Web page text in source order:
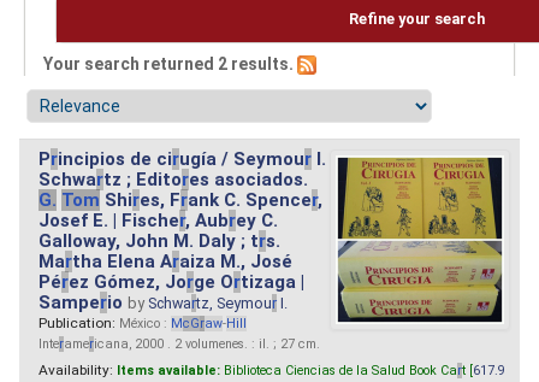
Refine your search
Your search returned 2 results.
Principios de cirugía / Seymour I.
Schwartz ; Editores asociados.
G. Tom Shires, Frank C. Spencer,
Josef E. | Fischer, Aubrey C.
Galloway, John M. Daly ; trs.
Martha Elena Araiza M., José
Pérez Gómez, Jorge Ortizaga |
Samperio by Schwartz, Seymour I.
Publication: México : McGraw-Hill
Interamericana, 2000 . 2 volumenes. : il. ; 27 cm.
Availability: Items available: Biblioteca Ciencias de la Salud Book Cart [ 617.9